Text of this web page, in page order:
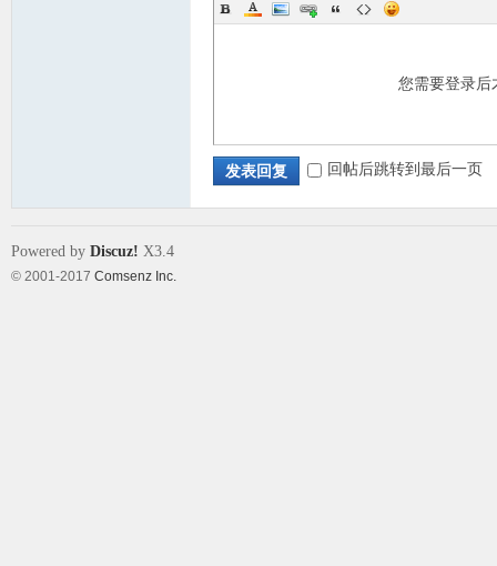
您需要登录
发表回复 回帖后跳转到最后一页
Powered by Discuz! X3.4
© 2001-2017 Comsenz Inc.